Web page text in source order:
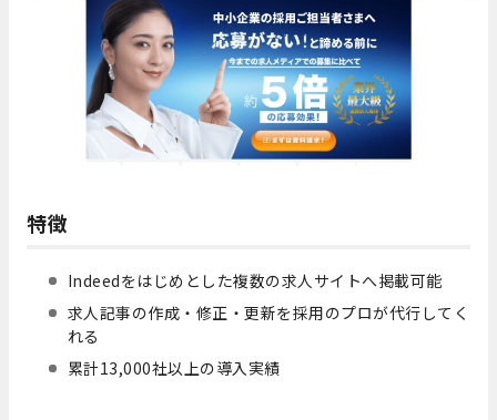
特徴
Indeedをはじめとした複数の求人サイトへ掲載可能
求人記事の作成・修正・更新を採用のプロが代行してく
れる
累計13,000社以上の導入実績